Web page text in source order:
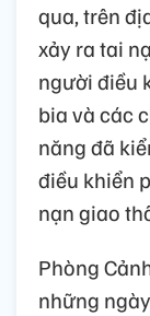
qua, trên
xảy ra tai
người điều
bia và các
năng đã
điều khiển
nạn giao
Phòng
những